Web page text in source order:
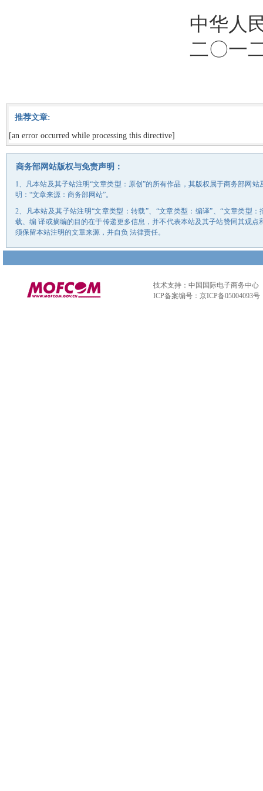
中华人
二〇一
推荐文章:
[an error occurred while processing this directive]
商务部网站版权与免责声明：
1、凡本站及其子站注明“文章类型：原创”的所有作品，其版权属于商务部网
明：“文章来源：商务部网站”。
2、凡本站及其子站注明“文章类型：转载”、“文章类型：编译”、“文章类型
载、编 译或摘编的目的在于传递更多信息，并不代表本站及其子站赞同其观
须保留本站注明的文章来源，并自负 法律责任。
技术支持：中国国际电子商务中心
ICP备案编号：京ICP备05004093号